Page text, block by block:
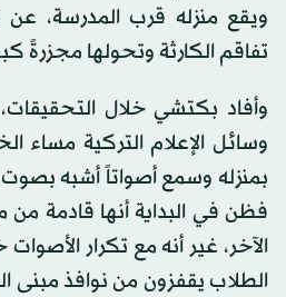
ويقع منزله قرب المدرسة،
تفاقم الكارثة وتحولها مجزرةً
وأفاد بكتشي خلال
وسائل الإعلام التركية مساء
بمنزله وسمع أصواتاً أشبه
فظن في البداية أنها قادمة
الآخر، غير أنه مع تكرار
الطلاب يقفزون من نوافذ مبنى